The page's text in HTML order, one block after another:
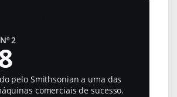
2
pelo Smithsonian a uma das
comerciais de sucesso.